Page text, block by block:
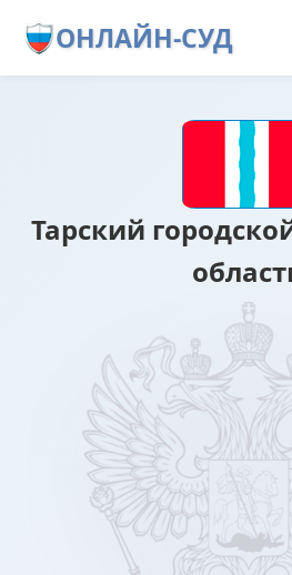
ОНЛАЙН-СУД
Тарский